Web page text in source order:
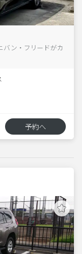
バン・フリードがカ
予約へ